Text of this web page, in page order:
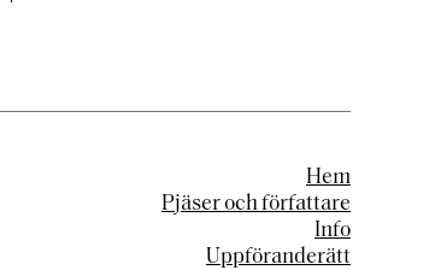
Hem
Pjäser och författare
Info
Uppföranderätt